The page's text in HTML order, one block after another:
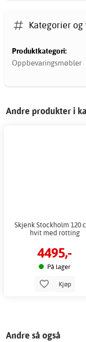
Kategorier og
Produktkategori:
Oppbevaringsmøbler
Andre produkter i
Skjenk Stockholm 120
hvit med rotting
4495,-
På lager
Kjøp
Andre så også